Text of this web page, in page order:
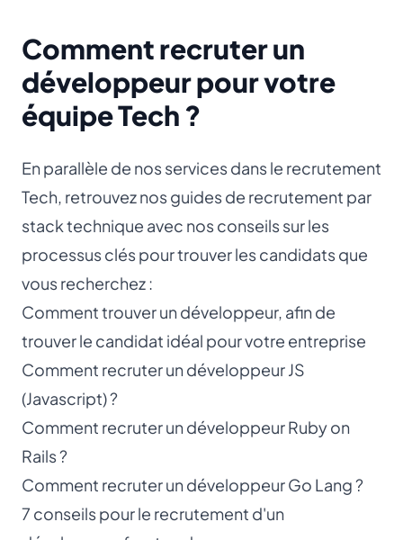
Comment recruter un
développeur pour votre
équipe Tech ?
En parallèle de nos services dans le recrutement
Tech, retrouvez nos guides de recrutement par
stack technique avec nos conseils sur les
processus clés pour trouver les candidats que
vous recherchez :
Commenttrouver un développeur, afin de
trouver le candidat idéal pour votre entreprise
Comment recruter un développeur JS
(Javascript) ?
Comment recruter un développeur Rubyon
Rails ?
Comment recruter un développeur Go Lang?
7 conseils pour le recrutement d'un